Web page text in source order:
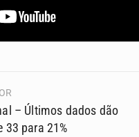
– Últimos dados dão
33 para 21%